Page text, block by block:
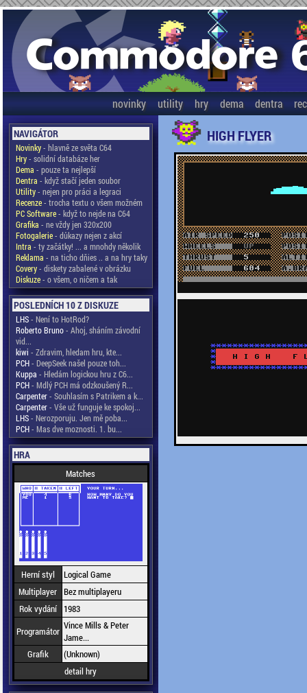
novinky utility hry dema dentra
NAVIGÁTOR
Novinky- hlavně ze světa C64
Hry- solidní databáze her
Dema - pouze ta nejlepší
Dentra - když stačí jeden soubor
Utility- nejen pro práci a legraci
Recenze- trocha textu o všem možném
PC Software- když to nejde na C64
Grafika - ne vždy jen 320x200
Fotogalerie- důkazy nejen z akcí
Intra - ty začátky! ... a mnohdy několik
Reklama - na ticho dňies .. a na hry taky
Covery- diskety zabalené v obrázku
Diskuze- o všem, o ničem a tak
POSLEDNÍCH 10 Z DISKUZE
LHS- Není to HotRod?
Roberto Bruno- Ahoj, sháním závodní
vid...
kiwi - Zdravim, hledam hru, kte...
PCH- DeepSeek našel pouze toh...
Kuppa - Hledám logickou hru z C6...
PCH- Mdlý PCH má odzkoušený R...
Carpenter- Souhlasím s Patrikem a k...
Carpenter- Vše už funguje ke spokoj...
LHS- Nerozporuju. Jen mě poba...
PCH- Mas dve moznosti. 1. bu...
HRA
Matches
Herní styl
Logical Game
Multiplayer Bez multiplayeru
Rok vydání
1983
Programátor Vince Mills & Peter
Jame...
Grafik
(Unknown)
detail hry
HIGH FLYER